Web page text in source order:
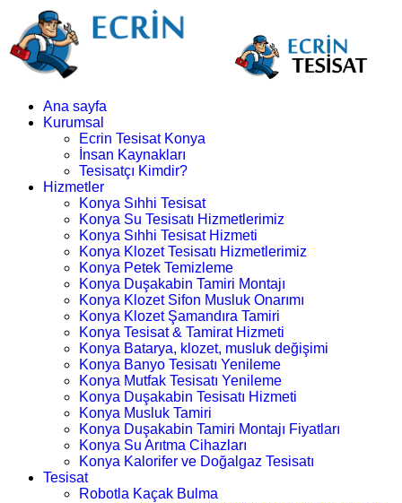
Ana sayfa
Kurumsal
Ecrin Tesisat Konya
İnsan Kaynakları
Tesisatçı Kimdir?
Hizmetler
Konya Sıhhi Tesisat
Konya Su Tesisatı Hizmetlerimiz
Konya Sıhhi Tesisat Hizmeti
Konya Klozet Tesisatı Hizmetlerimiz
Konya Petek Temizleme
Konya Duşakabin Tamiri Montajı
Konya Klozet Sifon Musluk Onarımı
Konya Klozet Şamandıra Tamiri
Konya Tesisat & Tamirat Hizmeti
Konya Batarya, klozet, musluk değişimi
Konya Banyo Tesisatı Yenileme
Konya Mutfak Tesisatı Yenileme
Konya Duşakabin Tesisatı Hizmeti
Konya Musluk Tamiri
Konya Duşakabin Tamiri Montajı Fiyatları
Konya Su Arıtma Cihazları
Konya Kalorifer ve Doğalgaz Tesisatı
Tesisat
Robotla Kaçak Bulma